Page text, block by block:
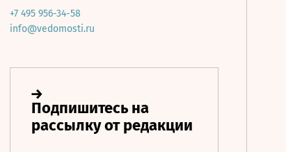
+7 495 956-34-58
info@vedomosti.ru